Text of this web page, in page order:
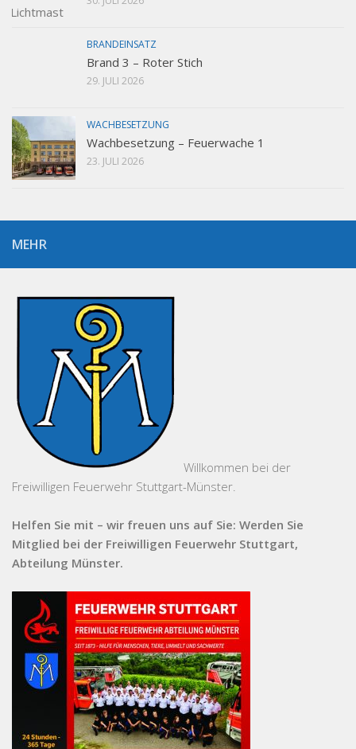
BRANDEINSATZ
Brand 3 – Roter Stich
29. JULI 2026
WACHBESETZUNG
Wachbesetzung – Feuerwache 1
23. JULI 2026
MEHR
Willkommen bei der
Freiwilligen Feuerwehr Stuttgart-Münster.
Helfen Sie mit – wir freuen uns auf Sie: Werden Sie
Mitglied bei der Freiwilligen Feuerwehr Stuttgart,
Abteilung Münster.